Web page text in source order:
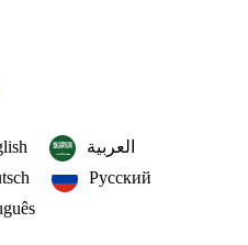
العربية‏
Русский